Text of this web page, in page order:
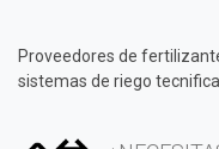
Proveedores de
sistemas de riego